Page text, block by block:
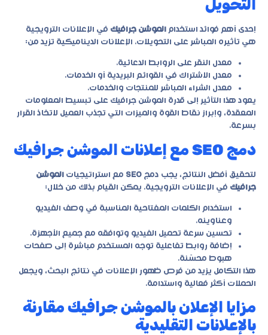
التحويل
إحدى أهم فوائد استخدام الموشن جرافيك في الإعلانات الترويجية
هي تأثيره المباشر على التحويلات. الإعلانات الديناميكية تزيد من:
معدل النقر على الروابط الدعائية.
معدل الاشتراك في القوائم البريدية أو الخدمات.
معدل الشراء المباشر للمنتجات والخدمات.
يعود هذا التأثير إلى قدرة الموشن جرافيك على تبسيط المعلومات
المعقدة، وإبراز نقاط القوة والميزات التي تجذب العميل لاتخاذ القرار
بسرعة.
دمج SEO مع إعلانات الموشن جرافيك
لتحقيق أفضل النتائج، يجب دمج SEO مع استراتيجيات الموشن
جرافيك في الإعلانات الترويجية. يمكن القيام بذلك من خلال:
استخدام الكلمات المفتاحية المناسبة في وصف الفيديو
وعناوينه.
تحسين سرعة تحميل الفيديو وتوافقه مع جميع الأجهزة.
إضافة روابط تفاعلية توجه المستخدم مباشرة إلى صفحات
هبوط محسّنة.
هذا التكامل يزيد من فرص ظهور الإعلانات في نتائج البحث، ويجعل
الحملات أكثر فعالية واستدامة.
مزايا الإعلان بالموشن جرافيك مقارنة
بالإعلانات التقليدية